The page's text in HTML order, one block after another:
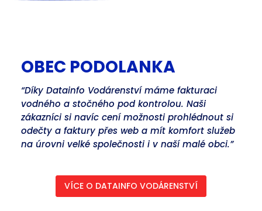
OBEC PODOLANKA
“Díky Datainfo Vodárenství máme fakturaci
vodného a stočného pod kontrolou. Naši
zákazníci si navíc cení možnosti prohlédnout si
odečty a faktury přes web a mít komfort služeb
na úrovni velké společnosti i v naší malé obci.”
VÍCE O DATAINFO VODÁRENSTVÍ